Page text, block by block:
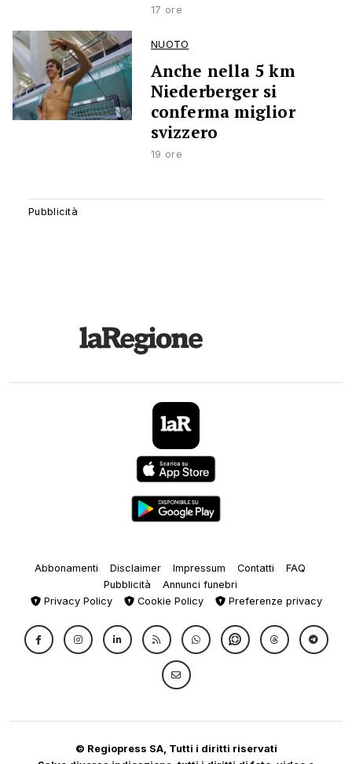
17 ore
NUOTO
Anche nella 5 km
Niederberger si
conferma miglior
svizzero
19 ore
Abbonamenti Disclaimer Impressum Contatti
FAQ
Pubblicità
Annunci funebri
Privacy Policy
Cookie Policy Preferenze privacy
© Regiopress SA, Tutti i diritti riservati